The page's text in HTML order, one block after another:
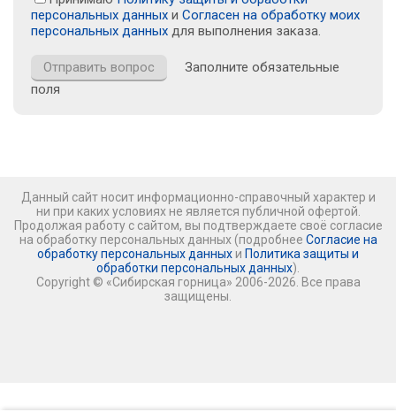
персональных данных и Согласен на обработку моих
персональных данных для выполнения заказа.
Заполните обязательные
поля
Данный сайт носит информационно-справочный характер и
ни при каких условиях не является публичной офертой.
Продолжая работу с сайтом, вы подтверждаете своё согласие
на обработку персональных данных (подробнее Согласие на
обработку персональных данных и Политика защиты и
обработки персональных данных).
Copyright © «Сибирская горница» 2006-2026. Все права
защищены.